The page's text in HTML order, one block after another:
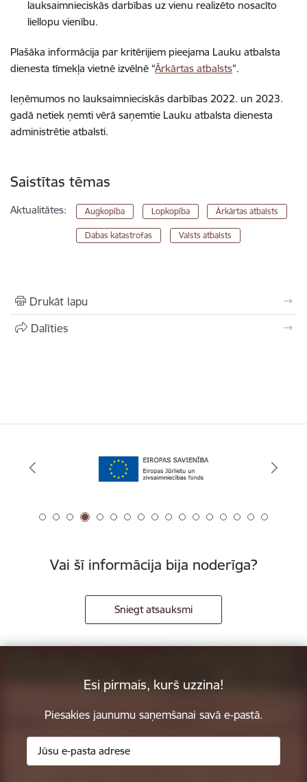
lauksaimnieciskās darbības uz vienu realizēto nosacīto
liellopu vienību.
Plašāka informācija par kritērijiem pieejama Lauku atbalsta
dienesta tīmekļa vietnē izvēlnē “Ārkārtas atbalsts”.
Ieņēmumos no lauksaimnieciskās darbības 2022. un 2023.
gadā netiek ņemti vērā saņemtie Lauku atbalsta dienesta
administrētie atbalsti.
Saistītas tēmas
Aktualitātes: Augkopība Lopkopība Ārkārtas atbalsts
Dabas katastrofas Valsts atbalsts
Drukāt lapu
Dalīties
Vai šī informācija bija noderīga?
Sniegt atsauksmi
Esi pirmais, kurš uzzina!
Piesakies jaunumu saņemšanai savā e-pastā.